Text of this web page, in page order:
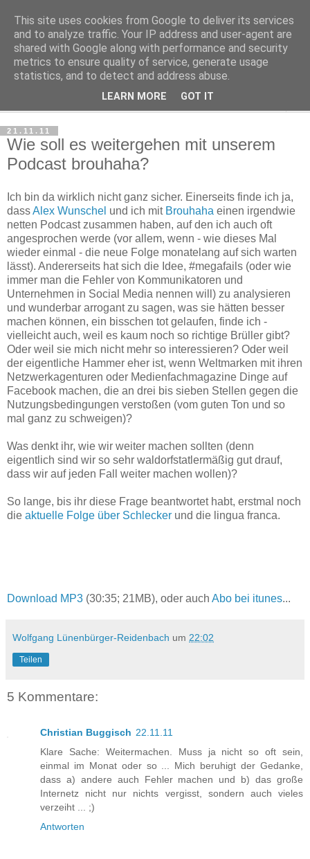
Haltungsturnen
Niveau sieht nur von unten aus wie Arroganz.
21.11.11
Wie soll es weitergehen mit unserem
Podcast brouhaha?
Ich bin da wirklich nicht ganz sicher. Einerseits finde ich ja,
dassAlex Wunschel und ich mit Brouhaha einen irgendwie
netten Podcast zusammen haben, auf den ich auch oft
angesprochen werde (vor allem, wenn - wie dieses Mal
wieder einmal - die neue Folge monatelang auf sich warten
lässt). Andererseits hat sich die Idee, #megafails (oder wie
immer man die Fehler von Kommunikatoren und
Unternehmen in Social Media nennen will) zu analysieren
und wunderbar arrogant zu sagen, was sie hätten besser
machen können, ein bisschen tot gelaufen, finde ich -
vielleicht auch, weil es kaum noch so richtige Brüller gibt?
Oder weil sie mich nicht mehr so interessieren? Oder weil
der eigentliche Hammer eher ist, wenn Weltmarken mit ihren
Netzwerkagenturen oder Medienfachmagazine Dinge auf
Facebook machen, die an drei bis sieben Stellen gegen die
Nutzungsbedingungen verstoßen (vom guten Ton und so
mal ganz zu schweigen)?
Was denkt ihr, wie wir weiter machen sollten (denn
eigentlich sind wir so sehr waldorfstatlermäßig gut drauf,
dass wir auf jeden Fall weiter machen wollen)?
So lange, bis ihr diese Frage beantwortet habt, erstmal noch
die aktuelle Folge über Schlecker und die lingua franca.
Download MP3 (30:35; 21MB), oder auch Abo bei itunes...
Wolfgang Lünenbürger-Reidenbach um 22:02
Teilen
5 Kommentare:
Christian Buggisch 22.11.11
Klare Sache: Weitermachen. Muss ja nicht so oft sein,
einmal im Monat oder so ... Mich beruhigt der Gedanke,
dass a) andere auch Fehler machen und b) das große
Internetz nicht nur nichts vergisst, sondern auch vieles
verzeiht ... ;)
Antworten
This site uses cookies from Google to deliver its services
and to analyze traffic. Your IP address and user-agent are
shared with Google along with performance and security
metrics to ensure quality of service, generate usage
statistics, and to detect and address abuse.
LEARN MORE GOT IT